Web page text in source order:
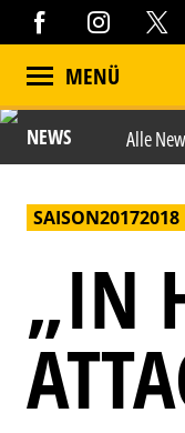
MENÜ
NEWS Alle
SAISON20172018
„IN